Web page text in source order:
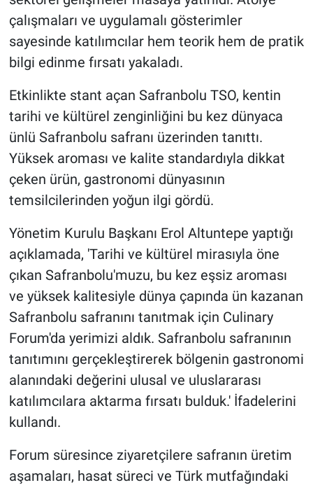
çalışmaları ve uygulamalı gösterimler
sayesinde katılımcılar hem teorik hem de pratik
bilgi edinme fırsatı yakaladı.
Etkinlikte stant açan Safranbolu TSO, kentin
tarihi ve kültürel zenginliğini bu kez dünyaca
ünlü Safranbolu safranı üzerinden tanıttı.
Yüksek aroması ve kalite standardıyla dikkat
çeken ürün, gastronomi dünyasının
temsilcilerinden yoğun ilgi gördü.
Yönetim Kurulu Başkanı Erol Altuntepe yaptığı
açıklamada, 'Tarihi ve kültürel mirasıyla öne
çıkan Safranbolu'muzu, bu kez eşsiz aroması
ve yüksek kalitesiyle dünya çapında ün kazanan
Safranbolu safranını tanıtmak için Culinary
Forum'da yerimizi aldık. Safranbolu safranının
tanıtımını gerçekleştirerek bölgenin gastronomi
alanındaki değerini ulusal ve uluslararası
katılımcılara aktarma fırsatı bulduk.' İfadelerini
kullandı.
Forum süresince ziyaretçilere safranın üretim
aşamaları, hasat süreci ve Türk mutfağındaki